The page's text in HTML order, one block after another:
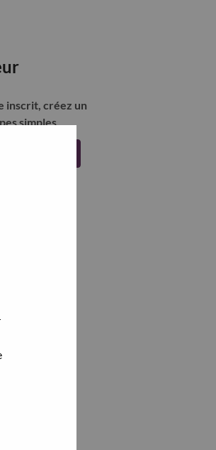
inscrit, créez un
simples.